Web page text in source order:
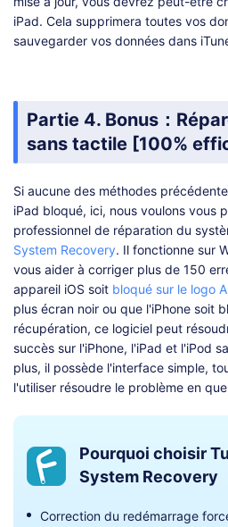
iPad. Cela supprimera toutes vos
sauvegarder vos données dans
Partie 4. Bonus：
sans tactile [100%
Si aucune des méthodes
iPad bloqué, ici, nous voulons vous
professionnel de réparation du
System Recovery. Il fonctionne sur
vous aider à corriger plus de 150
appareil iOS soit bloqué sur le logo
plus écran noir ou que l'iPhone soit
récupération, ce logiciel peut
succès sur l'iPhone, l'iPad et l'iPod
plus, il possède l'interface simple,
l'utiliser résoudre le problème en
Pourquoi choisir
System Recovery
Correction du redémarrage